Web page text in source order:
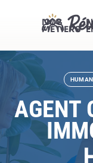
NOS
MÉTIERS
AGENT